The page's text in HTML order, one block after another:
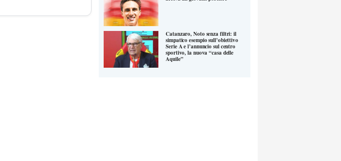
Catanzaro, Noto senza filtri: il
simpatico esempio sull’obiettivo
Serie A e l’annuncio sul centro
sportivo, la nuova “casa delle
Aquile”